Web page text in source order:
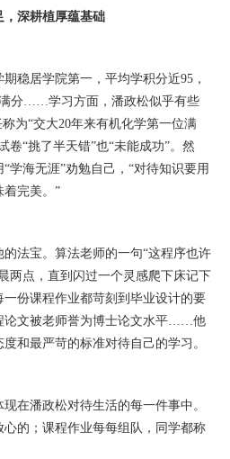
深耕植厚蕴基础
稳居学院第一，平均学积分近95，
分……学习方面，潘政松似乎有些
为“交大20年来有机化学第一位满
卷“挑了半天错”也“未能成功”。然
学海无涯”劝勉自己，“对待知识要用
着完美。”
法宝。算法老师的一句“这程序也许
两点，直到闪过一个灵感爬下床记下
份课程作业都苛刻到毕业设计的要
论文被老师誉为博士论文水平……他
和最严苛的标准对待自己的学习。
在潘政松对待生活的每一件事中。
的；课程作业每每组队，同学都称